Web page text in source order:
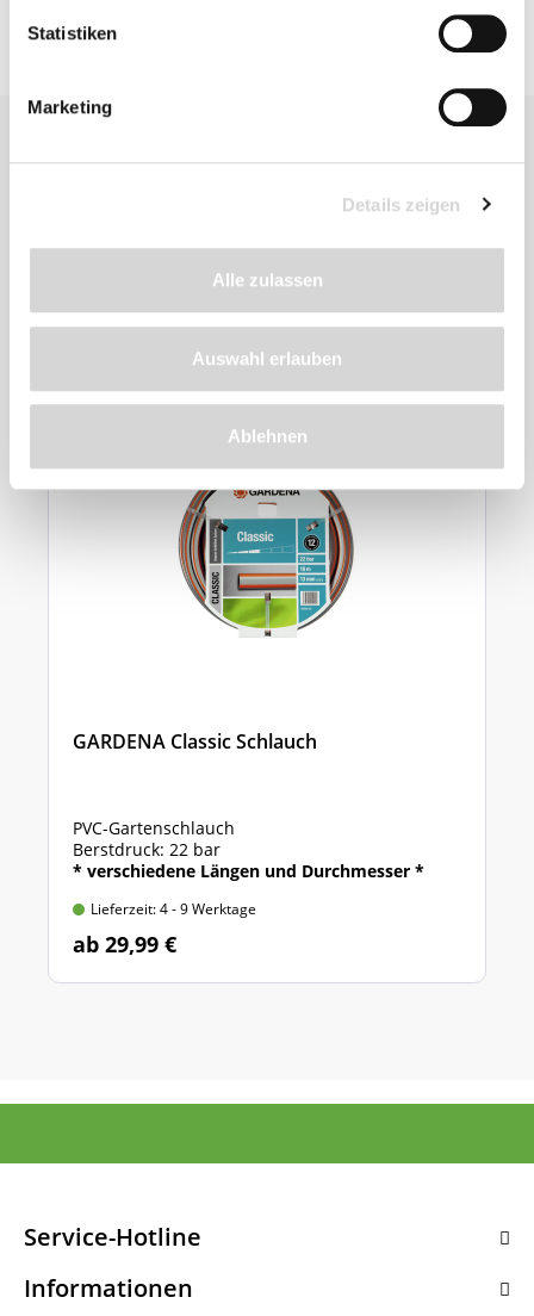
Statistiken
Marketing
Details zeigen
Alle zulassen
Auswahl erlauben
Ablehnen
Produkt
empfehlen wir
GARDENA Classic Schlauch
PVC-Gartenschlauch
Berstdruck: 22 bar
* verschiedene Längen und Durchmesser *
Lieferzeit: 4 - 9 Werktage
ab 29,99 €
Service-Hotline
Informationen